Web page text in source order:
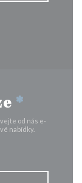
*
od nás e-
nabídky.